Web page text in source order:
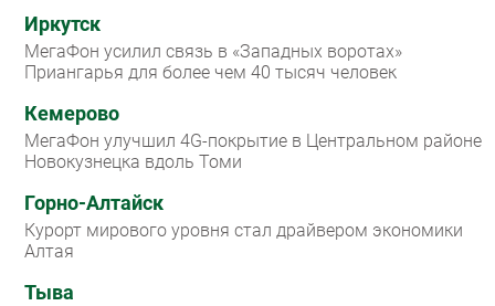
Иркутск
МегаФон усилил связь в «Западных воротах»
Приангарья для более чем 40 тысяч человек
Кемерово
МегаФон улучшил 4G-покрытие в Центральном районе
Новокузнецка вдоль Томи
Горно-Алтайск
Курорт мирового уровня стал драйвером экономики
Алтая
Тыва